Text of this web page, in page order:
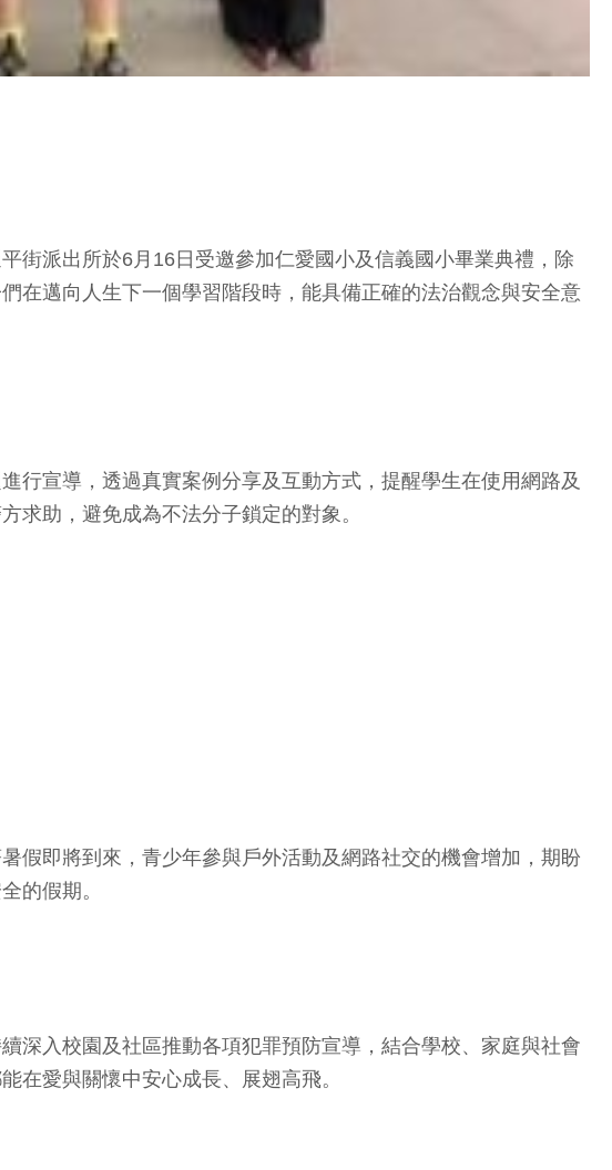
街派出所於6月16日受邀參加仁愛國小及信義國小畢業典禮，除
在邁向人生下一個學習階段時，能具備正確的法治觀念與安全意
行宣導，透過真實案例分享及互動方式，提醒學生在使用網路及
求助，避免成為不法分子鎖定的對象。
假即將到來，青少年參與戶外活動及網路社交的機會增加，期盼
的假期。
深入校園及社區推動各項犯罪預防宣導，結合學校、家庭與社會
在愛與關懷中安心成長、展翅高飛。